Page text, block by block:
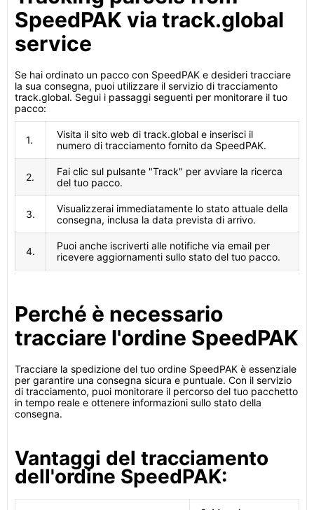
SpeedPAK via track.global
service
Se hai ordinato un pacco con SpeedPAK e desideri tracciare
la sua consegna, puoi utilizzare il servizio di tracciamento
track.global. Segui i passaggi seguenti per monitorare il tuo
pacco:
1.
Visita il sito web di track.global e inserisci il
numero di tracciamento fornito da SpeedPAK.
2.
Fai clic sul pulsante "Track" per avviare la ricerca
del tuo pacco.
3.
Visualizzerai immediatamente lo stato attuale della
consegna, inclusa la data prevista di arrivo.
4.
Puoi anche iscriverti alle notifiche via email per
ricevere aggiornamenti sullo stato del tuo pacco.
Perché è necessario
tracciare l'ordine SpeedPAK
Tracciare la spedizione del tuo ordine SpeedPAK è essenziale
per garantire una consegna sicura e puntuale. Con il servizio
di tracciamento, puoi monitorare il percorso del tuo pacchetto
in tempo reale e ottenere informazioni sullo stato della
consegna.
Vantaggi del tracciamento
dell'ordine SpeedPAK: